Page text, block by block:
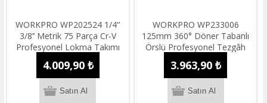
WORKPRO WP202524 1/4'’
3/8’’ Metrik 75 Parça Cr-V
Profesyonel Lokma Takımı
4.009,90 ₺
WORKPRO WP233006
125mm 360° Döner Tabanlı
Örslü Profesyonel Tezgâh
3.963,90 ₺